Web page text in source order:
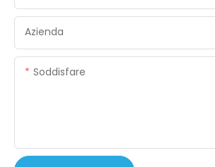
Azienda
Soddisfare